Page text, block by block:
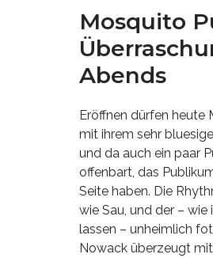
Mosquito
Abends
Eröffnen dürfen heute
mit ihrem sehr
und da auch ein paar
offenbart, das
Seite haben. Die
wie Sau, und der – wie
lassen – unheimlich
Nowack überzeugt